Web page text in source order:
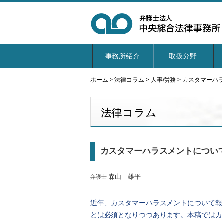
事務所紹介 取扱分野
ホーム > 法律コラム > 人事/労務 > カスタマーハ
法律コラム
カスタマーハラスメントについ
弁護士 森山 雄平
近年、カスタマーハラスメントについて
とは必須となりつつあります。本稿では